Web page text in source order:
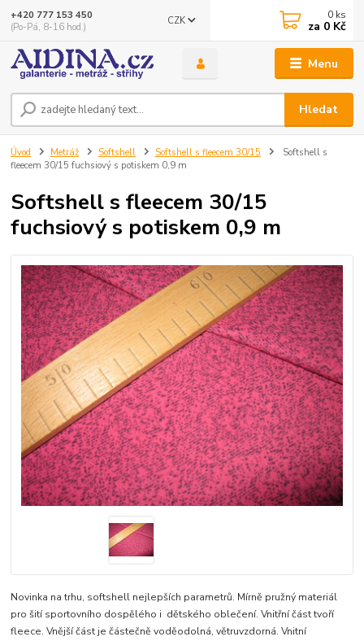
Menu
CZK
Hledat
+420 777 153 450
(Po-Pá, 8-16 hod.)
0 ks
za 0 Kč
Úvod Metráž Softshell Softshell s fleecem 30/15
Softshell s
fleecem 30/15 fuchsiový s potiskem 0,9 m
Softshell s fleecem 30/15
fuchsiový s potiskem 0,9 m
Novinka na trhu, softshell nejlepších parametrů. Mírně pružný materiál
pro šití sportovního dospělého i dětského oblečení. Vnitřní část tvoří
fleece. Vnější část je částečně voděodolná, větruvzdorná. Vnitní